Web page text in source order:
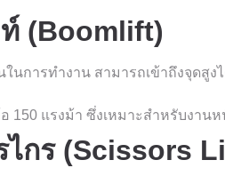
(Boomlift)
นการทำงาน สามารถเข้าถึงจุดสู
150 แรงม้า ซึ่งเหมาะสำหรับงาน
ไกร (Scissors